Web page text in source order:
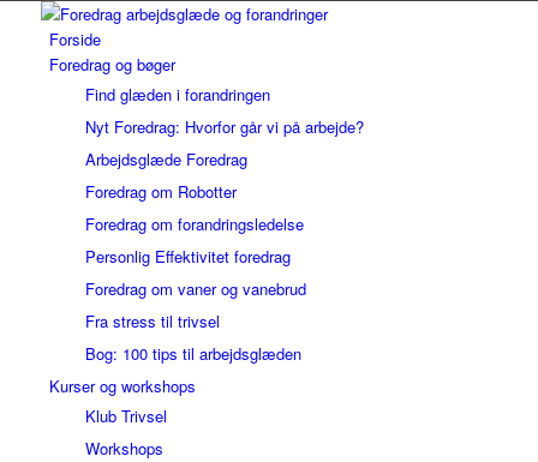
Forside
Foredrag og bøger
Find glæden i forandringen
Nyt Foredrag: Hvorfor går vi på arbejde?
Arbejdsglæde Foredrag
Foredrag om Robotter
Foredrag om forandringsledelse
Personlig Effektivitet foredrag
Foredrag om vaner og vanebrud
Fra stress til trivsel
Bog: 100 tips til arbejdsglæden
Kurser og workshops
Klub Trivsel
Workshops